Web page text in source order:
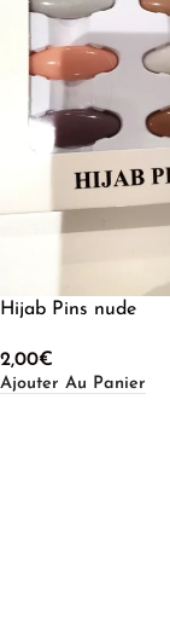
Hijab Pins nude
2,00€
Ajouter Au Panier